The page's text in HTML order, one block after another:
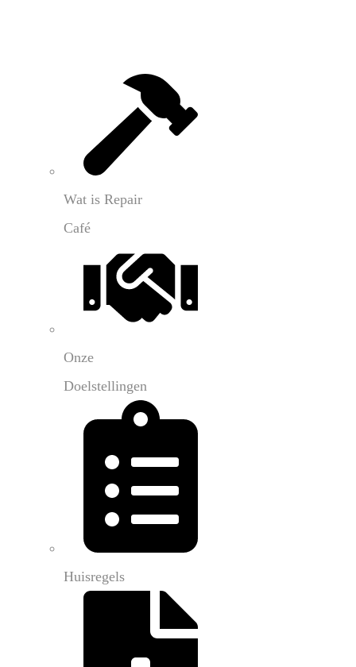
Wat is Repair
Café
Onze
Doelstellingen
Huisregels